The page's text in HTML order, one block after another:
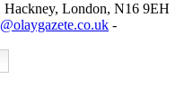
Hackney, London, N16 9EH
-